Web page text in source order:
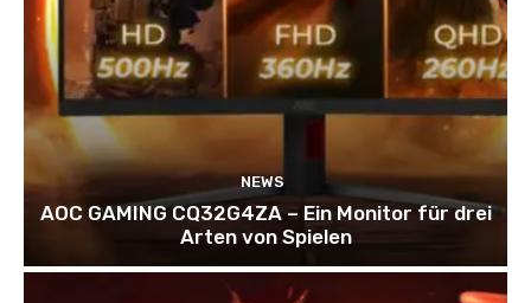
NEWS
AOC GAMING CQ32G4ZA – Ein Monitor für drei
Arten von Spielen